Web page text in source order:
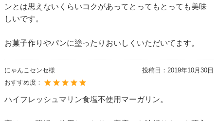
ンとは思えないくらいコクがあってとってもとっても美味
しいです。
お菓子作りやパンに塗ったりおいしくいただいてます。
にゃんこセンセ様 投稿日： 2019年10月30日
おすすめ度：
ハイフレッシュマリン食塩不使用マーガリン。